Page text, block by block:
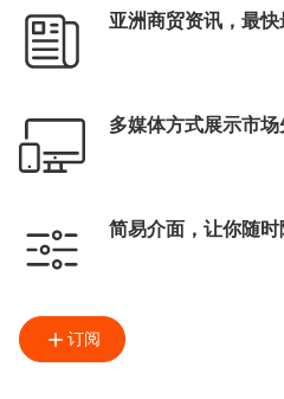
亚洲商贸资讯，最快
多媒体方式展示市场
简易介面，让你随
订阅